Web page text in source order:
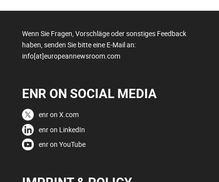
Wenn Sie Fragen, Vorschläge oder sonstiges Feedback
haben, senden Sie bitte eine E-Mail an:
info[at]europeannewsroom.com
ENR ON SOCIAL MEDIA
enr on X.com
enr on LinkedIn
enr on YouTube